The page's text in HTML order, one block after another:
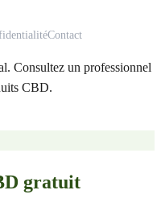
Contact
Consultez un professionnel
CBD.
gratuit